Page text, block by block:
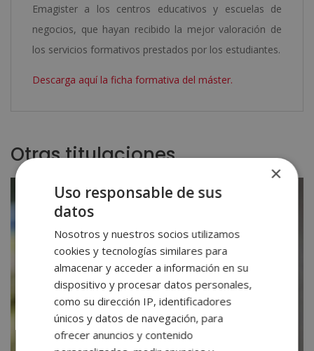
Emagister a los centros educativos y escuelas de
negocios, que hayan recibido la mejor valoración de
los servicios formativos prestados por los estudiantes.
Descarga aquí la ficha formativa del máster.
Otras titulaciones
×
Uso responsable de sus
datos
Nosotros y nuestros socios utilizamos
cookies y tecnologías similares para
almacenar y acceder a información en su
dispositivo y procesar datos personales,
como su dirección IP, identificadores
únicos y datos de navegación, para
ofrecer anuncios y contenido